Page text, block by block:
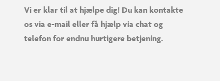
Vi er klar til at hjælpe dig! Du kan kontakte
os via e-mail eller få hjælp via chat og
telefon for endnu hurtigere betjening.